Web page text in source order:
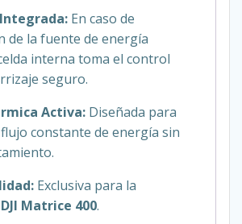
En caso de
de la fuente de energía
interna toma el control
seguro.
Activa: Diseñada para
constante de energía sin
Exclusiva para la
DJI Matrice 400.